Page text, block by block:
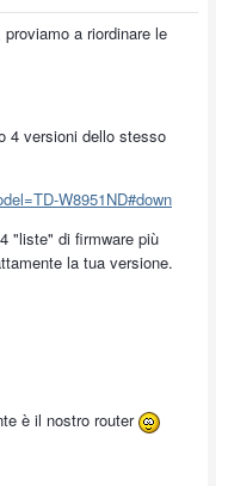
a riordinare le
4 versioni dello stesso
W8951ND#down
"liste" di firmware più
la tua versione.
è il nostro router